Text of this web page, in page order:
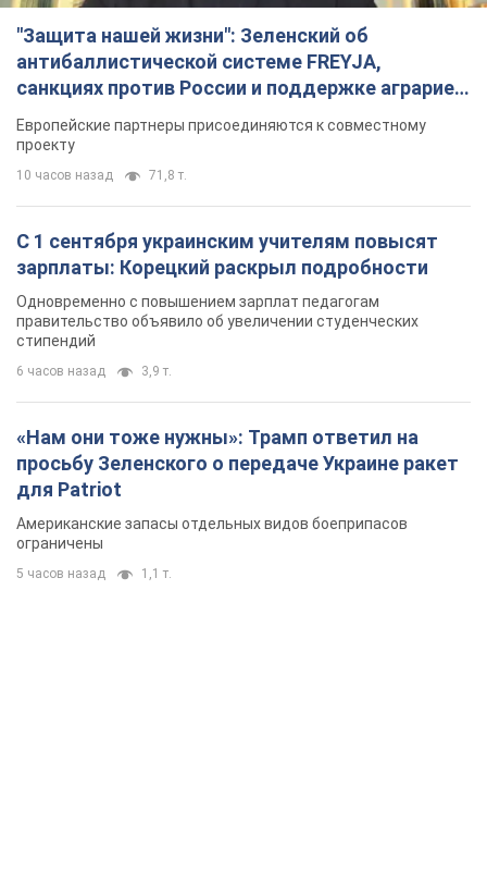
"Защита нашей жизни": Зеленский об
антибаллистической системе FREYJA,
санкциях против России и поддержке аграриев.
Видео
Европейские партнеры присоединяются к совместному
проекту
10 часов назад 71,8 т.
С 1 сентября украинским учителям повысят
зарплаты: Корецкий раскрыл подробности
Одновременно с повышением зарплат педагогам
правительство объявило об увеличении студенческих
стипендий
6 часов назад 3,9 т.
«Нам они тоже нужны»: Трамп ответил на
просьбу Зеленского о передаче Украине ракет
для Patriot
Американские запасы отдельных видов боеприпасов
ограничены
5 часов назад 1,1 т.